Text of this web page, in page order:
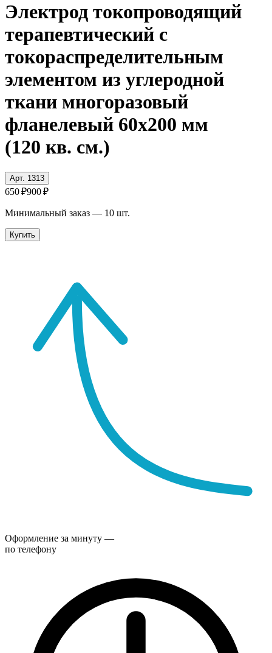
Электрод токопроводящий
терапевтический с
токораспределительным
элементом из углеродной
ткани многоразовый
фланелевый 60x200 мм
(120 кв. см.)
Арт. 1313
650 ₽900 ₽
Минимальный заказ — 10 шт.
Купить
Оформление за минуту —
по телефону